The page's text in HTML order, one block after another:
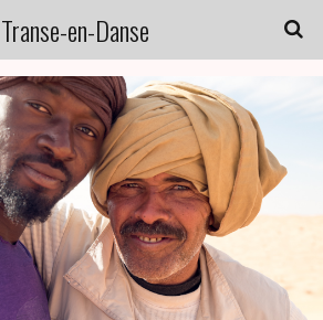
Transe-en-Danse